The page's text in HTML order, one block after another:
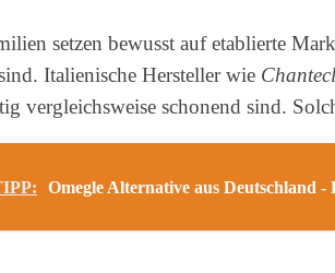
setzen bewusst auf etablierte
Italienische Hersteller wie
vergleichsweise schonend sind.
Omegle Alternative aus Deutschland -